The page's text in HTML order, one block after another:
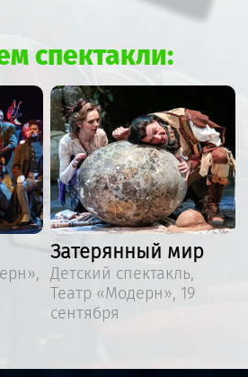
спектакли:
Затерянный мир
Детский спектакль,
Театр «Модерн», 19
сентября